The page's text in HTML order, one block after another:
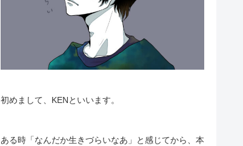
初めまして、KENといいます。
ある時「なんだか生きづらいなあ」と感じてから、本